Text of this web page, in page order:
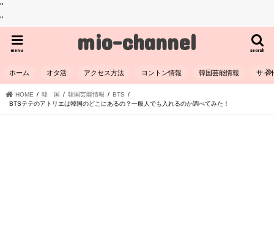
"
"
mio-channel search
menu
ホーム オタ活 アクセス方法 ヨントン情報 韓国芸能情報 サイ
HOME 韓 国 韓国芸能情報
BTS
BTSテテのアトリエは韓国のどこにあるの？一般人でも入れるのか調べてみた！